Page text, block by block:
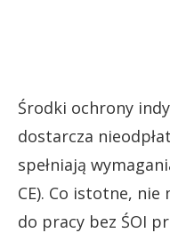
Środki ochrony
dostarcza
spełniają
CE). Co istotne,
do pracy bez ŚOI